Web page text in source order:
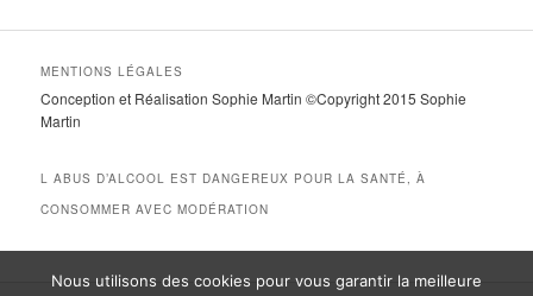
c
i
v
e
MENTIONS LÉGALES
Conception et Réalisation Sophie Martin ©Copyright 2015 Sophie
Martin
L ABUS D’ALCOOL EST DANGEREUX POUR LA SANTÉ, À
CONSOMMER AVEC MODÉRATION
Nous utilisons des cookies pour vous garantir la meilleure